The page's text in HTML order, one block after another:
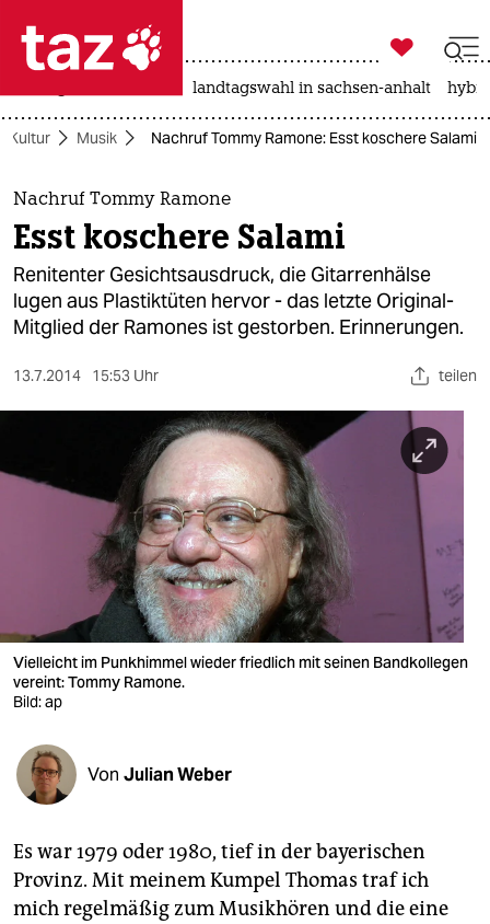
 taz zahl ich
taz zahl ich
themen
politik
öko
gesellschaft
berlin
wahrheit
verlag
verlag
shop
fragen & hilfe
unterstützen
abo

taz zahl ich
landtagswahl in sachsen-anhalt
Kultur Musik Nachruf Tommy Ramone: Esst koschere Salami
Nachruf Tommy Ramone
Esst koschere Salami
Renitenter Gesichtsausdruck, die Gitarrenhälse
lugen aus Plastiktüten hervor - das letzte Original-
Mitglied der Ramones ist gestorben. Erinnerungen.
13.7.2014 15:53 Uhr teilen
Vielleicht im Punkhimmel wieder friedlich mit seinen Bandkollegen
vereint: Tommy Ramone.
Bild: ap
Von Julian Weber
Es war 1979 oder 1980, tief in der bayerischen
Provinz. Mit meinem Kumpel Thomas traf ich
mich regelmäßig zum Musikhören und die eine